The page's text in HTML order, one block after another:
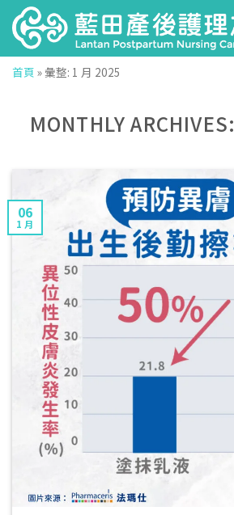
Skip
to
content
首頁 »彙整: 1 月 2025
MONTHLY ARCHIVES:
06
1 月